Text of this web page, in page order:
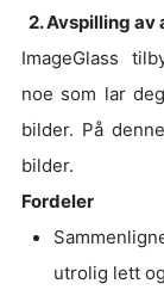
2. Avspilling av
ImageGlass
noe som lar
bilder. På
bilder.
Fordeler
utrolig lett